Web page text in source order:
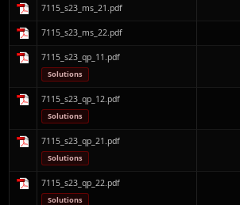
7115_s23_ms_21.pdf
7115_s23_ms_22.pdf
7115_s23_qp_11.pdf
Solutions
7115_s23_qp_12.pdf
Solutions
7115_s23_qp_21.pdf
Solutions
7115_s23_qp_22.pdf
Solutions